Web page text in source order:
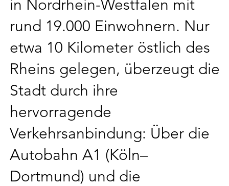
in Nordrhein-Westfalen mit
rund 19.000 Einwohnern. Nur
etwa 10 Kilometer östlich des
Rheins gelegen, überzeugt die
Stadt durch ihre
hervorragende
Verkehrsanbindung: Über die
Autobahn A1 (Köln–
Dortmund) und die